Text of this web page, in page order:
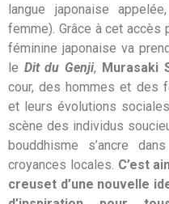
langue japonaise
femme). Grâce à cet accès
féminine japonaise va
le Dit du Genji, Murasaki
cour, des hommes et des
et leurs évolutions
scène des individus
bouddhisme s’ancre
croyances locales. C’est
creuset d’une nouvelle